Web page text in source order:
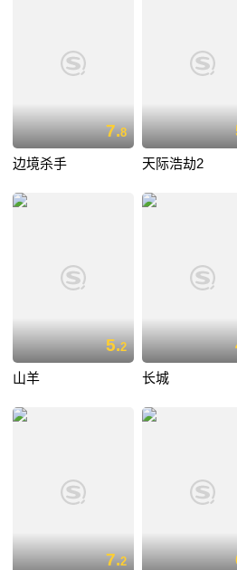
7.8
边境杀手 天际浩劫2
5.2
山羊 长城
7.2